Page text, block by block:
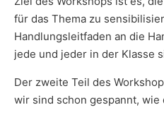
für das Thema zu
Handlungsleitfaden an die
jede und jeder in der Klasse
Der zweite Teil des
wir sind schon gespannt, wie